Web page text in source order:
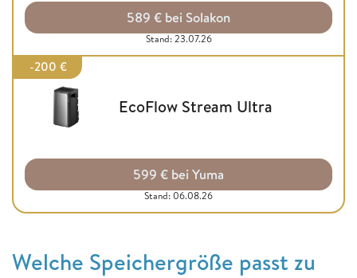
589 € bei Solakon
Stand: 23.07.26
-200 €
EcoFlow Stream Ultra
599 € bei Yuma
Stand: 06.08.26
Welche Speichergröße passt zu